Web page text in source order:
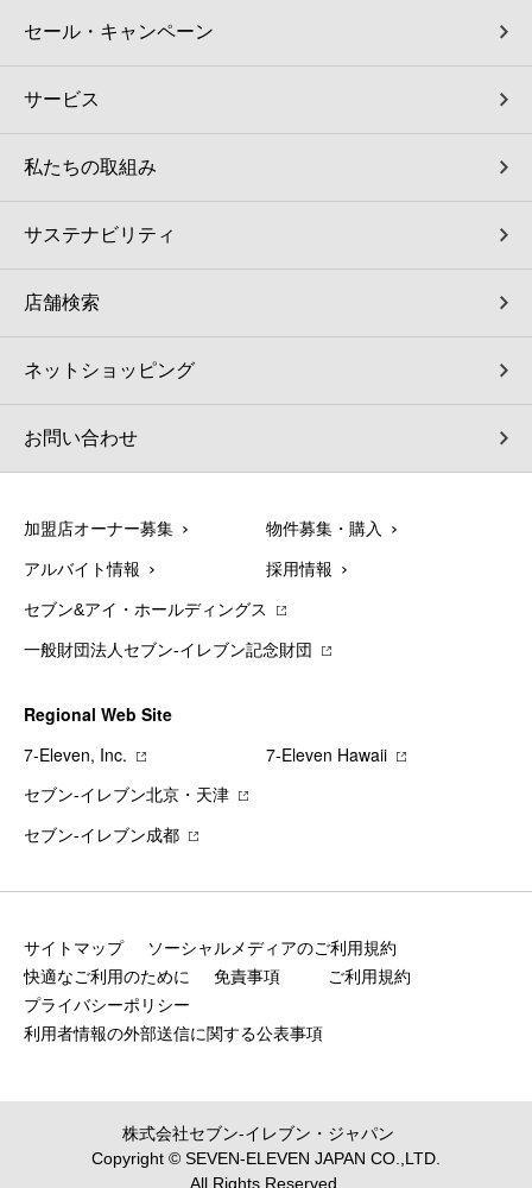
パウダースペース ラブン（店舗限定）
ソフトバンクギフト
セール・キャンペーン
サービス
私たちの取組み
サステナビリティ
店舗検索
ネットショッピング
お問い合わせ
加盟店オーナー募集 物件募集・購入
アルバイト情報 採用情報
セブン&アイ・ホールディングス
一般財団法人セブン-イレブン記念財団
Regional Web Site
7‐Eleven, Inc.
7‐Eleven Hawaii
セブン‐イレブン北京・天津
セブン‐イレブン成都
サイトマップ
ソーシャルメディアのご利用規約
快適なご利用のために
免責事項
ご利用規約
プライバシーポリシー
利用者情報の外部送信に関する公表事項
株式会社セブン‐イレブン・ジャパン
Copyright © SEVEN-ELEVEN JAPAN CO.,LTD.
All Rights Reserved.